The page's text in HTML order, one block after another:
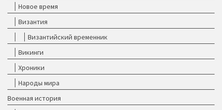
Новое время
Византия
Византийский временник
Викинги
Хроники
Народы мира
Военная история